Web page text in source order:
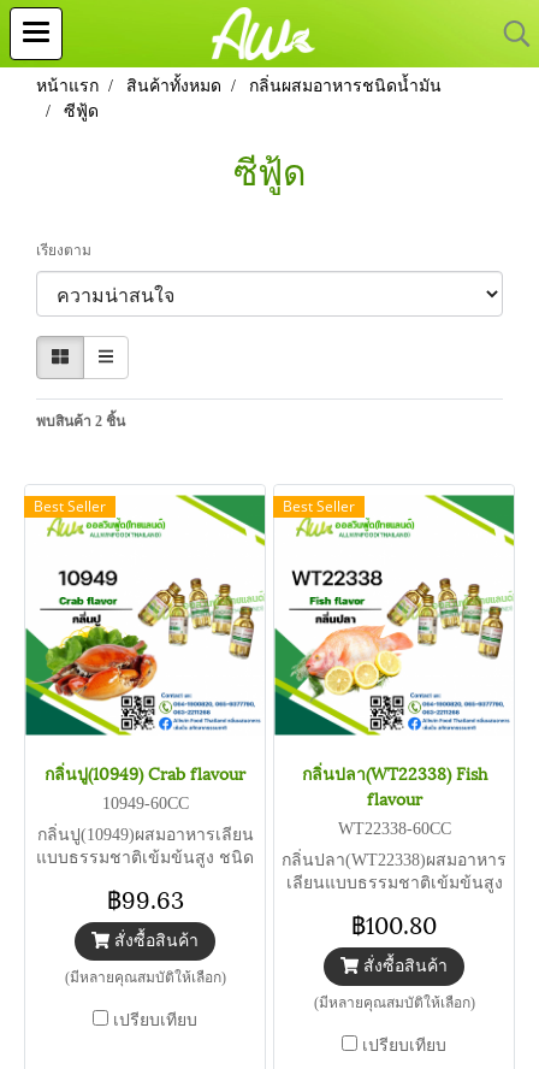
หน้าแรก สินค้าทั้งหมด
กลิ่นผสมอาหารชนิดน้ำมัน
ซีฟู้ด
ซีฟู้ด
เรียงตาม
พบสินค้า 2 ชิ้น
Best Seller
กลิ่นปู(10949) Crab flavour
10949-60CC
กลิ่นปู(10949)ผสมอาหารเลียน
แบบธรรมชาติเข้มข้นสูง ชนิด
สำหรับแต่งกลิ่นใน อาหาร
ขนม เบเกอรี่ เครื่องดื่ม และ
อื่นๆ ราคาดังกล่าวเป็นราคา 60
cc , 1 , 5 , 20 , 40 , 120 kg. (ไม่
฿99.63
สั่งซื้อสินค้า
(มีหลายคุณสมบัติให้เลือก)
เปรียบเทียบ
Best Seller
กลิ่นปลา(WT22338) Fish
flavour
WT22338-60CC
กลิ่นปลา(WT22338)ผสมอาหาร
เลียนแบบธรรมชาติเข้มข้นสูง
ใช้สำหรับแต่งกลิ่นใน อาหาร
ขนม เบเกอรี่ เครื่องดื่ม และ
อื่นๆ ราคาดังกล่าวเป็นราคา 60
cc , 1 , 5 , 20 , 40 , 120 kg. (ไม่
฿100.80
สั่งซื้อสินค้า
(มีหลายคุณสมบัติให้เลือก)
เปรียบเทียบ